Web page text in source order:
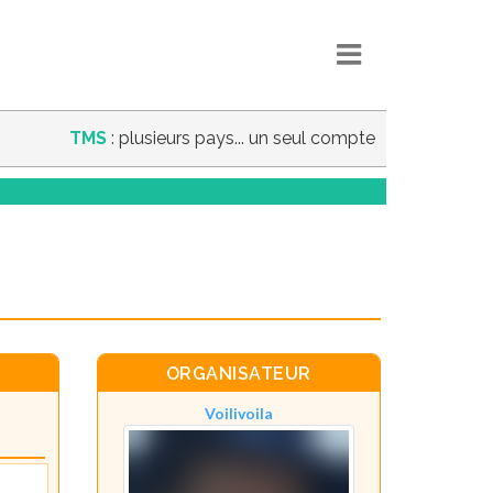
TMS : plusieurs pays... un seul compte
ORGANISATEUR
Voilivoila